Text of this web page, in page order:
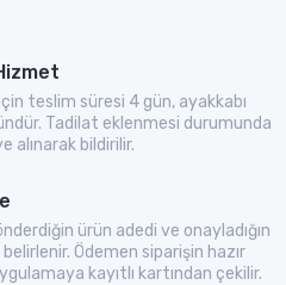
teslim süresi 4 gün, ayakkabı
Tadilat eklenmesi durumunda
alınarak bildirilir.
ürün adedi ve onayladığın
Ödemen siparişin hazır
kayıtlı kartından çekilir.